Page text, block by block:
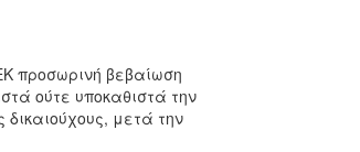
προσωρινή βεβαίωση
ούτε υποκαθιστά την
μετά την